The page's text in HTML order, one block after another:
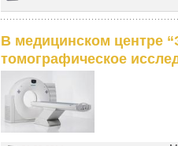
В медицинском центре
томографическое